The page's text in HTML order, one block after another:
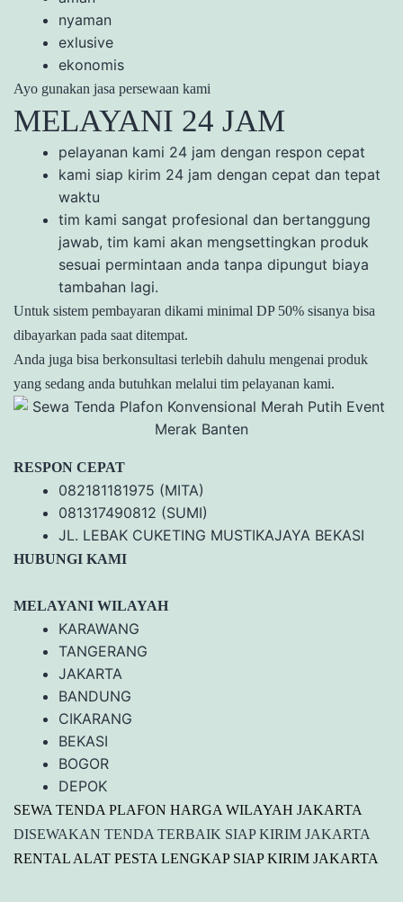
nyaman
exlusive
ekonomis
Ayo gunakan jasa persewaan kami
MELAYANI 24 JAM
pelayanan kami 24 jam dengan respon cepat
kami siap kirim 24 jam dengan cepat dan tepat
waktu
tim kami sangat profesional dan bertanggung
jawab, tim kami akan mengsettingkan produk
sesuai permintaan anda tanpa dipungut biaya
tambahan lagi.
Untuk sistem pembayaran dikami minimal DP 50% sisanya bisa
dibayarkan pada saat ditempat.
Anda juga bisa berkonsultasi terlebih dahulu mengenai produk
yang sedang anda butuhkan melalui tim pelayanan kami.
RESPON CEPAT
082181181975 (MITA)
081317490812 (SUMI)
JL. LEBAK CUKETING MUSTIKAJAYA BEKASI
HUBUNGI KAMI
MELAYANI WILAYAH
KARAWANG
TANGERANG
JAKARTA
BANDUNG
CIKARANG
BEKASI
BOGOR
DEPOK
SEWA TENDA PLAFON HARGA WILAYAH JAKARTA
DISEWAKAN TENDA TERBAIK SIAP KIRIM JAKARTA
RENTAL ALAT PESTA LENGKAP SIAP KIRIM JAKARTA